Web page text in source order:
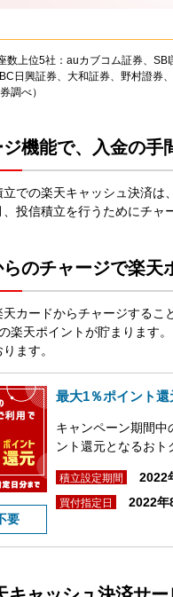
上位5社：auカブコム証券、
日興証券、大和証券、野村證
調べ）
機能で、入金の
での楽天キャッシュ決済は
投信積立を行うためにチャ
のチャージで楽天
カードからチャージする
楽天ポイントが貯まります
ます。
要
最大1％ポイント
キャンペーン期間中
ント還元となるおト
積立設定期間 2022
買付指定日 2022年